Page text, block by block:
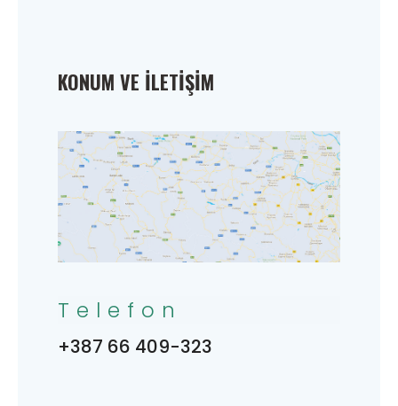
KONUM VE İLETIŞIM
Telefon
+387 66 409-323